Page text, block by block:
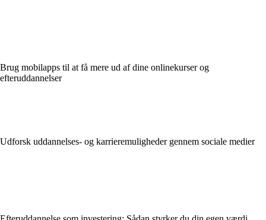
Brug mobilapps til at få mere ud af dine onlinekurser og
efteruddannelser
Udforsk uddannelses- og karrieremuligheder gennem sociale medier